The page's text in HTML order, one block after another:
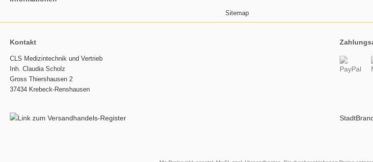
Kontakt
CLS Medizintechnik und Vertrieb
Inh. Claudia Scholz
Gross Thiershausen 2
37434 Krebeck-Renshausen
Sitemap